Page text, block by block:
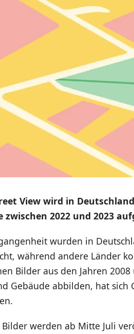
View wird in
zwischen 2022 und 2023
wurden in
während andere Länder
Bilder aus den Jahren
Gebäude abbilden, hat sich
werden ab Mitte Juli